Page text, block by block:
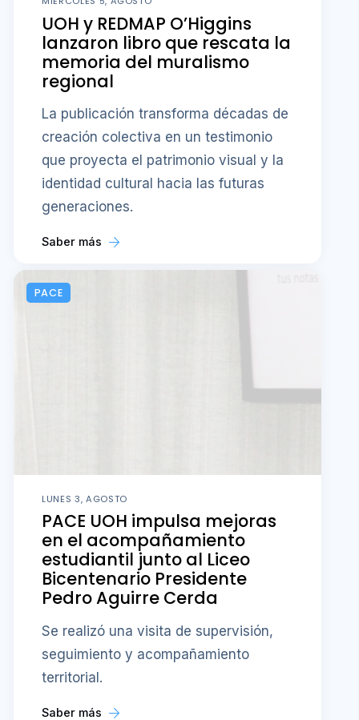
UOH y REDMAP O’Higgins
lanzaron libro que rescata la
memoria del muralismo
regional
La publicación transforma décadas de
creación colectiva en un testimonio
que proyecta el patrimonio visual y la
identidad cultural hacia las futuras
generaciones.
Saber más
PACE
LUNES 3, AGOSTO
PACE UOH impulsa mejoras
en el acompañamiento
estudiantil junto al Liceo
Bicentenario Presidente
Pedro Aguirre Cerda
Se realizó una visita de supervisión,
seguimiento y acompañamiento
territorial.
Saber más